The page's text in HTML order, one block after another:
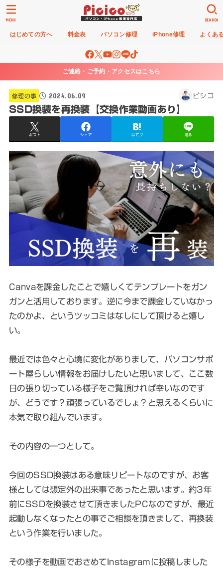
はじめての方へ 料金表 パソコン修理 iPhone修理 よくあ
SEARCH
MENU
ご連絡・ご予約・アクセスはこちら
修理の事 2024.06.09 ピシコ
SSD換装を再換装【交換作業動画あり】
ポスト シェア はてブ 送る
Canvaを課金したことで嬉しくてテンプレートをガン
ガンと活用しております。逆に今まで課金していなかっ
たのかよ、というツッコミはなしにして頂けると嬉し
い。
最近では色々と心境に変化がありまして、パソコンサポ
ート屋らしい情報をお届けしたいと思いまして、ここ数
日の張り切っている様子をご覧頂ければ幸いなのです
が、どうです？頑張っているでしょ？と思えるくらいに
本気で取り組んでいます。
その内容の一つとして。
今回のSSD換装はある意味リピートなのですが、お客
様としては想定外の出来事であったと思います。約3年
前にSSDを換装させて頂きましたPCなのですが、最近
起動しなくなったとの事でご相談を頂きまして、再換装
という作業を行いました。
その様子を動画でおさめてInstagramに投稿しました